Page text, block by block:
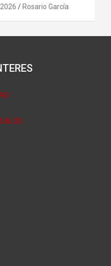
Rosario García